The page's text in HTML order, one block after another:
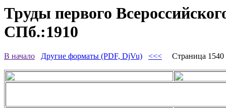
Труды первого
СПб.:1910
В начало Другие форматы (PDF, DjVu) <<< Страница